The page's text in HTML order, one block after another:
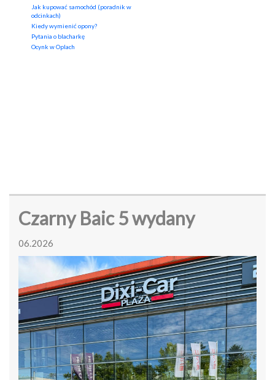
Jak kupować samochód (poradnik w
odcinkach)
Kiedy wymienić opony?
Pytania o blacharkę
Ocynk w Oplach
Czarny Baic 5 wydany
06.2026